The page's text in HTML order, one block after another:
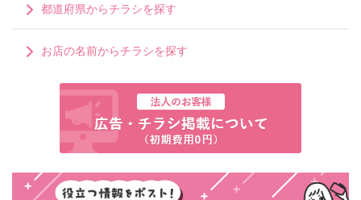
都道府県からチラシを探す
お店の名前からチラシを探す